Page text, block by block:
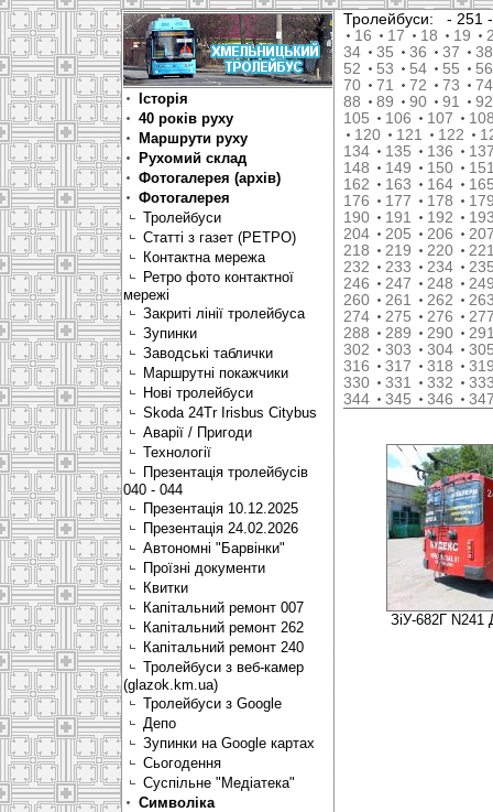
Історія
40 років руху
Маршрути руху
Рухомий склад
Фотогалерея (архів)
Фотогалерея
Тролейбуси
Статті з газет (РЕТРО)
Контактна мережа
Ретро фото контактної
мережі
Закриті лінії тролейбуса
Зупинки
Заводські таблички
Маршрутні покажчики
Нові тролейбуси
Skoda 24Tr Irisbus Citybus
Аварії / Пригоди
Технології
Презентація тролейбусів
040 - 044
Презентація 10.12.2025
Презентація 24.02.2026
Автономні "Барвінки"
Проїзні документи
Квитки
Капітальний ремонт 007
Капітальний ремонт 262
Капітальний ремонт 240
Тролейбуси з веб-камер
(glazok.km.ua)
Тролейбуси з Google
Депо
Зупинки на Google картах
Сьогодення
Суспільне "Медіатека"
Символіка
Тролейбуси:
-
16
17 18 19
34
35 36 37
38
52
53 54 55
56
70
71 72 73
74
88
89 90 91
92
105
106 107
120
121 122
134
135 136
148
149 150
162
163 164
176
177 178
190
191 192
204
205 206
218
219 220
232
233 234
246
247 248
260
261 262
274
275 276
288
289 290
302
303 304
316
317 318
330
331 332
344
345 346
ЗіУ-682Г N241